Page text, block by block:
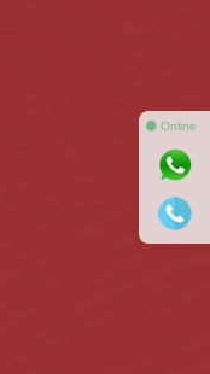
⚫ Online